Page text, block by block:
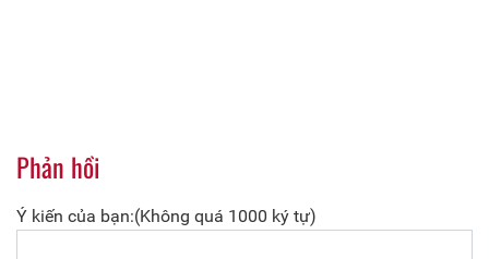
Phản hồi
Ý kiến của bạn:(Không quá 1000 ký tự)